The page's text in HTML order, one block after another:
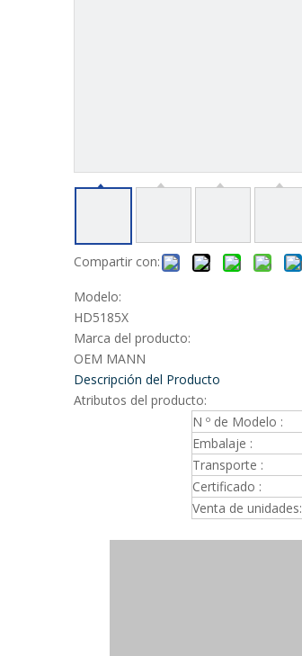
Compartir con:
Modelo:
HD5185X
Marca del producto:
OEM MANN
Descripción del Producto
Atributos del producto:
N º de Modelo :
Embalaje :
Transporte :
Certificado :
Venta de unidades: